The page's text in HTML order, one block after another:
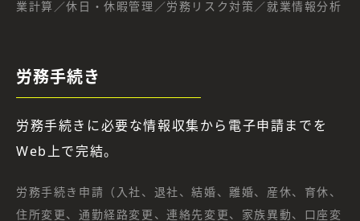
業計算／休日・休暇管理／労務リスク対策／就業情報分析
労務手続き
労務手続きに必要な情報収集から電子申請までを
Web上で完結。
労務手続き申請（入社、退社、結婚、離婚、産休、育休、
住所変更、通勤経路変更、連絡先変更、家族異動、口座変